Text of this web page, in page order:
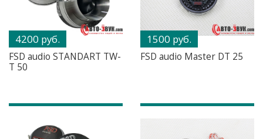
4200 руб.
FSD audio STANDART TW-
T 50
1500 руб.
FSD audio Master DT 25